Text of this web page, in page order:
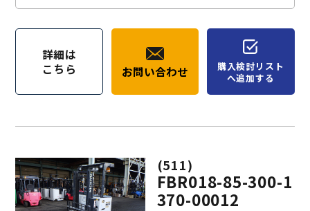
詳細は
こちら
お問い合わせ
購入検討リスト
へ追加する
(511)
FBR018-85-300-1
370-00012